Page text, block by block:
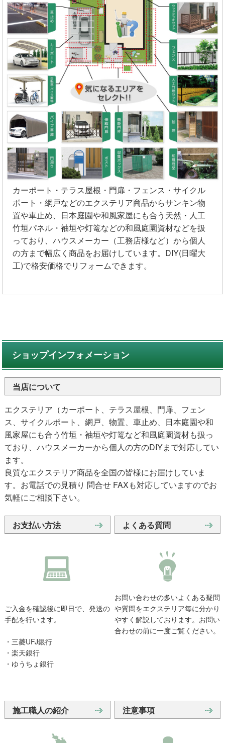
カーポート・テラス屋根・門扉・フェンス・サイクル
ポート・網戸などのエクステリア商品からサンキン物
置や車止め、日本庭園や和風家屋にも合う天然・人工
竹垣パネル・袖垣や灯篭などの和風庭園資材などを扱
っており、ハウスメーカー（工務店様など）から個人
の方まで幅広く商品をお届けしています。DIY(日曜大
工)で格安価格でリフォームできます。
ショップインフォメーション
当店について
エクステリア（カーポート、テラス屋根、門扉、フェン
ス、サイクルポート、網戸、物置、車止め、日本庭園や和
風家屋にも合う竹垣・袖垣や灯篭など和風庭園資材も扱っ
ており、ハウスメーカーから個人の方のDIYまで対応してい
ます。
良質なエクステリア商品を全国の皆様にお届けしていま
す。お電話での見積り 問合せ FAXも対応していますのでお
気軽にご相談下さい。
お支払い方法
ご入金を確認後に即日で、発送の
手配を行います。
・三菱UFJ銀行
・楽天銀行
・ゆうちょ銀行
よくある質問
お問い合わせの多いよくある疑問
や質問をエクステリア毎に分かり
やすく解説しております。お問い
合わせの前に一度ご覧ください。
施工職人の紹介 注意事項